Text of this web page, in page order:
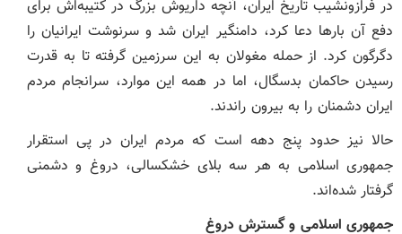
در فرازونشیب تاریخ ایران، آنچه داریوش بزرگ در کتیبه‌اش برای
دفع آن بارها دعا کرد، دامنگیر ایران شد و سرنوشت ایرانیان را
دگرگون کرد. از حمله مغولان به این سرزمین گرفته تا به قدرت
رسیدن حاکمان بدسگال، اما در همه این موارد، سرانجام مردم
ایران دشمنان را به بیرون راندند.
حالا نیز حدود پنج دهه است که مردم ایران در پی استقرار
جمهوری اسلامی به هر سه بلای خشکسالی، دروغ و دشمنی
گرفتار شده‌اند.
جمهوری اسلامی و گسترش دروغ